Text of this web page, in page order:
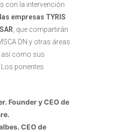
con la intervención
empresas TYRIS
, que compartirán
DN y otras áreas
así como sus
ponentes
Founder y CEO de
CEO de